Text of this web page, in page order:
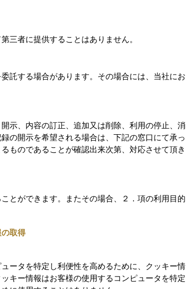
三者に提供することはありません。
託する場合があります。その場合には、当社にお
示、内容の訂正、追加又は削除、利用の停止、消
の開示を希望される場合は、下記の窓口にて承っ
ものであることが確認出来次第、対応させて頂き
とができます。またその場合、２．項の利用目的
取得
ータを特定し利便性を高めるために、クッキー情
キー情報はお客様の使用するコンピュータを特定